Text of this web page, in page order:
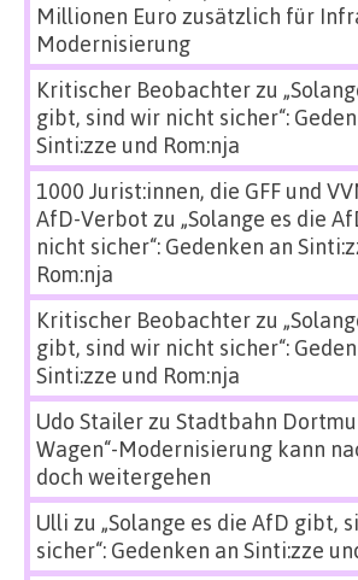
Millionen Euro zusätzlich für
Modernisierung
Kritischer Beobachterzu
gibt, sind wir nicht sicher“:
Sinti:zze und Rom:nja
1000 Jurist:innen, die GFF und
AfD-Verbot zu „Solange es die
nicht sicher“: Gedenken an
Rom:nja
Kritischer Beobachterzu
gibt, sind wir nicht sicher“:
Sinti:zze und Rom:nja
Udo Stailerzu Stadtbahn
Wagen“-Modernisierung kann
doch weitergehen
Ulli zu „Solange es die AfD gibt,
sicher“: Gedenken an Sinti:zze